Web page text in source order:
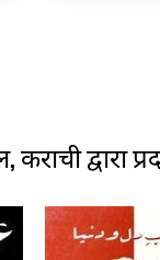
कराची द्वारा